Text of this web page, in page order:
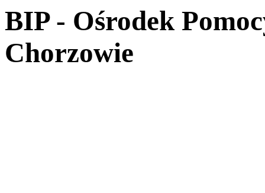
BIP - Ośrodek
Chorzowie